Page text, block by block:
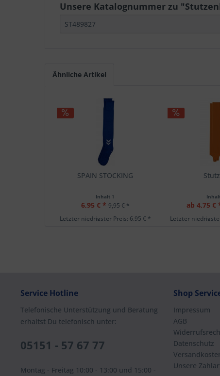
Unsere Katalognummer zu
ST489827
Ähnliche Artikel
SPAIN STOCKING
Inhalt 1
6,95 € * 9,95 € *
Letzter niedrigster Preis: 6,95 € *
ab 4,75 €
Letzter
Service Hotline
Telefonische Unterstützung und Beratung
erhaltst Du telefonisch unter:
05151 - 57 67 77
Montag - Freitag 10:00 - 13:00 und 15:00 -
Shop
Impressum
AGB
Datenschutz
Unsere